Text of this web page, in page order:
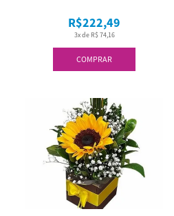
COMPRAR
3x de R$ 74,16
R$222,49